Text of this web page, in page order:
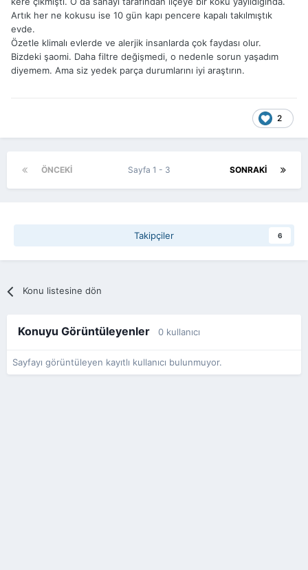
Artık her ne kokusu ise 10 gün kapı pencere kapalı takılmıştık
evde.
Özetle klimalı evlerde ve alerjik insanlarda çok faydası olur.
Bizdeki şaomi. Daha filtre değişmedi, o nedenle sorun yaşadım
diyemem. Ama siz yedek parça durumlarını iyi araştırın.
2
ÖNCEKI SONRAKI
Sayfa 1 - 3
Takipçiler 6
Konu listesine dön
Konuyu Görüntüleyenler 0 kullanıcı
Sayfayı görüntüleyen kayıtlı kullanıcı bulunmuyor.